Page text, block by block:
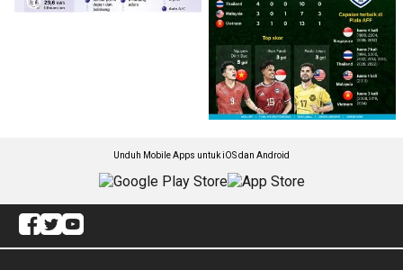
Unduh Mobile Apps untuk iOS dan Android